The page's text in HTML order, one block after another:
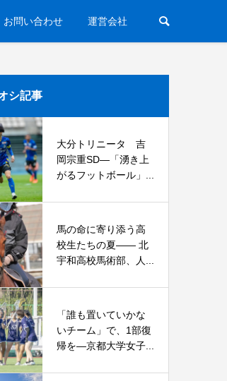
お問い合わせ 運営会社
シ記事
大分トリニータ 吉
岡宗重SD―「湧き上
がるフットボール」...
馬の命に寄り添う高
校生たちの夏—— 北
宇和高校馬術部、人...
「誰も置いていかな
いチーム」で、1部復
帰を―京都大学女子...